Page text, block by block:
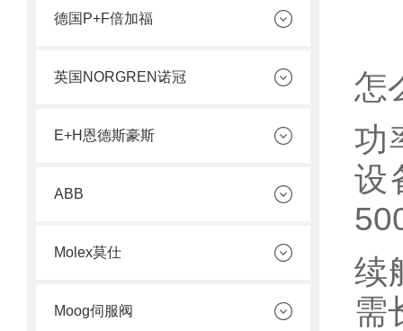
德国P+F倍加福
英国NORGREN诺冠
E+H恩德斯豪斯
ABB
Molex莫仕
Moog伺服阀
怎
功
设
续
需